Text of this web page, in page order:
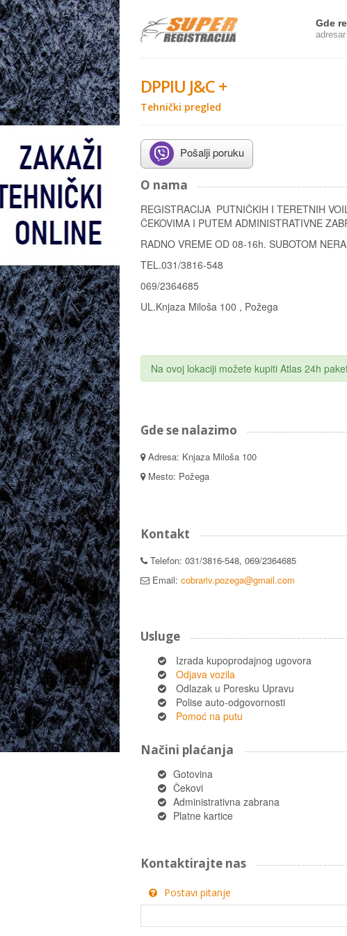
Gde
DPPIU J&C +
Tehnički pregled
Pošalji poruku
O nama
REGISTRACIJA PUTNIČKIH I
ČEKOVIMA I PUTEM ADMINISTRATIVNE
RADNO VREME OD 08-16h. SUBOTOM
TEL.031/3816-548
069/2364685
UL.Knjaza Miloša 100 , Požega
Na ovoj lokaciji možete kupiti Atlas 24h
Gde se nalazimo
Adresa: Knjaza Miloša 100
Mesto: Požega
Kontakt
Telefon: 031/3816-548, 069/2364685
Email: cobrariv.pozega@gmail.com
Usluge
Izrada kupoprodajnog ugovora
Odjava vozila
Odlazak u Poresku Upravu
Polise auto-odgovornosti
Pomoć na putu
Načini plaćanja
Gotovina
Čekovi
Administrativna zabrana
Platne kartice
Kontaktirajte nas
Postavi pitanje